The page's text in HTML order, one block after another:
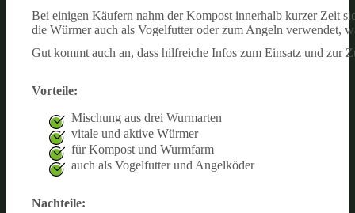
Bei einigen Käufern nahm der Kompost innerhalb kurzer Zeit
die Würmer auch als Vogelfutter oder zum Angeln verwendet,
Gut kommt auch an, dass hilfreiche Infos zum Einsatz und zur
Vorteile:
Mischung aus drei Wurmarten
vitale und aktive Würmer
für Kompost und Wurmfarm
auch als Vogelfutter und Angelköder
Nachteile: